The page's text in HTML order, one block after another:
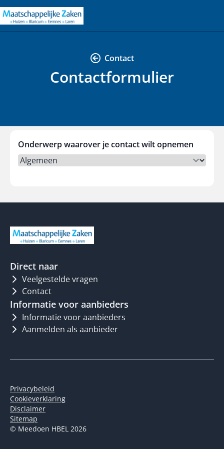
Contact
Contactformulier
Onderwerp waarover je contact wilt opnemen
Direct naar
Veelgestelde vragen
Contact
Informatie voor aanbieders
Informatie voor aanbieders
Aanmelden als aanbieder
Privacybeleid
Cookieverklaring
Disclaimer
Sitemap
© Meedoen HBEL 2026